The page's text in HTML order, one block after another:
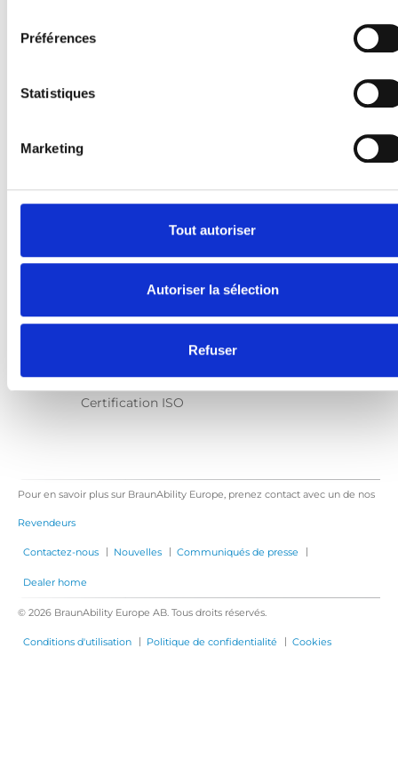
Préférences
Statistiques
Marketing
Tout autoriser
Autoriser la sélection
Refuser
Spacefloor® LX
Apprendre
À propos de nous
Travailler chez BraunAbility
Contactez-nous
Certification ISO
Pour en savoir plus sur BraunAbility Europe, prenez contact avec un de nos
Revendeurs
Contactez-nous | Nouvelles | Communiqués de presse |
Dealer home
© 2026 BraunAbility Europe AB. Tous droits réservés.
Conditions d'utilisation | Politique de confidentialité | Cookies